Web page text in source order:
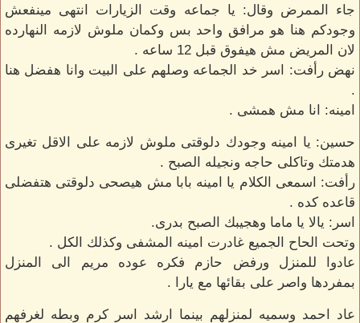
جاء الممرض وقال: يا جماعه وقت الزيارات انتهى مينفعش
وجودكم هنا هو مرافق واحد بس وكمان ملوش لازمه النهارده
لان المريض مش هيفوق قبل 12 ساعه .
نهض رأفت: اسر خد الجماعه وصلهم على البيت وانا هفضل هنا
.
امينه: انا مش همشى .
حسين: يا امينه وجودك دلوقتى ملوش لازمه على الاقل تغيرى
هدمتك وتاكلى حاجه ونجيله الصبح .
رأفت: اسمعى الكلام يا امينه بابا مش هيصحى دلوقتى هتفضلى
قاعده كده .
اسر: يالا يا ماما وهجيبك الصبح بدرى.
وتحت الحاح الجميع غادرت امينه المشفى وكذلك الكل .
عادوا للمنزل ورفض حازم فكره عوده مريم الى المنزل
بمفردها واصر على بقائها مع يارا .
عاد احمد وسميه لمنزلهم بينما ارشد اسر كرم وبطه لغرفهم